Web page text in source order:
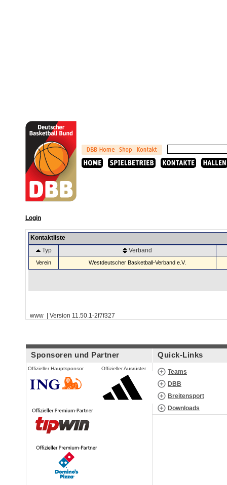
Login
Kontaktliste
Typ
Verband
Verein Westdeutscher Basketball-Verband e.V.
www | Version 11.50.1-2f7f327
Sponsoren und Partner
Offizieller Hauptsponsor Offizieller Ausrüster
Quick-Links
Teams
DBB
Breitensport
Downloads